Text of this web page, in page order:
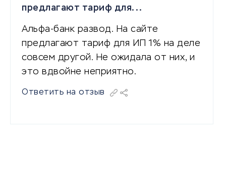
предлагают тариф для...
Альфа-банк развод. На сайте
предлагают тариф для ИП 1% на деле
совсем другой. Не ожидала от них, и
это вдвойне неприятно.
Ответить на отзыв